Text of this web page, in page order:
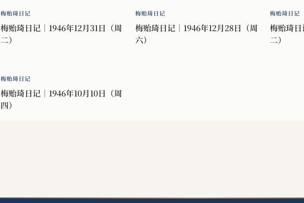
梅贻琦日记
梅贻琦日记｜1946年12月31日（周
二）
梅贻琦日记
梅贻琦日记｜1946年12月28日（周
六）
梅贻琦日记
梅贻琦日
二）
梅贻琦日记
梅贻琦日记｜1946年10月10日（周
四）